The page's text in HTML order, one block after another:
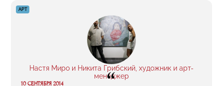
ресторанный бизнес – это не приятное
хобби, а очень тяжелый, иногда даже
изнурительный труд… И вот я хочу сказать,
что именно это я и считаю главной
ценностью RMA: отсюда вы выходите без
всяких иллюзий относительно того, что
такое ресторанный бизнес и как он
АРТ
Настя Миро и Никита Грибский, художник и арт-
менеджер
10 СЕНТЯБРЯ 2014